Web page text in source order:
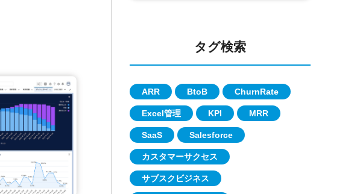
タグ検索
ARR BtoB ChurnRate
Excel管理 KPI MRR
SaaS Salesforce
カスタマーサクセス
サブスクビジネス